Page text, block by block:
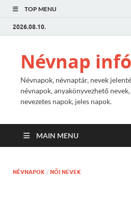
TOP MENU
2026.08.10.
Névnap
Névnapok, névnaptár, nevek
névnapok, anyakönyvezhető
nevezetes napok, jeles napok.
MAIN MENU
NÉVNAPOK / NŐI NEVEK